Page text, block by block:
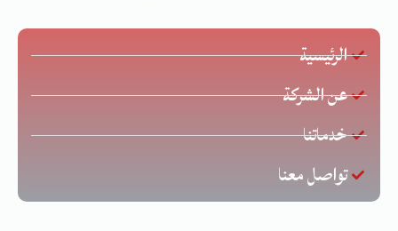
الرئيسية
عن الشركة
خدماتنا
تواصل معنا